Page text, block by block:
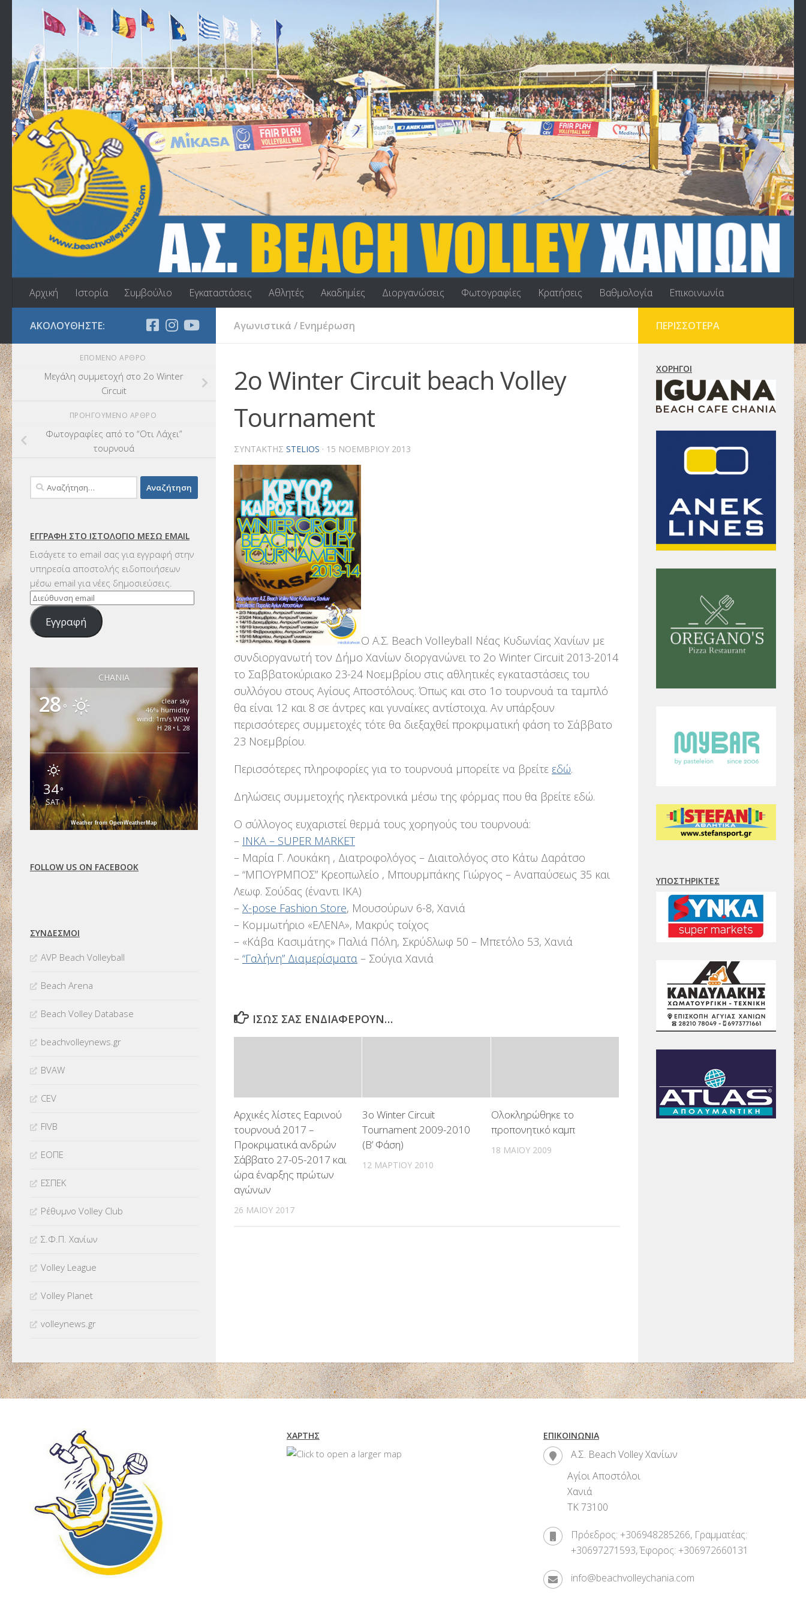
Skip to content
Αρχική Ιστορία Συμβούλιο Εγκαταστάσεις Αθλητές Ακαδημίες Διοργανώσεις Φωτογραφίες Κρατήσεις Βαθμολογία Επικοινωνία
Αγωνιστικά / Ενημέρωση
2o Winter Circuit beach Volley
Tournament
ΣΥΝΤΆΚΤΗΣ STELIOS · 15 ΝΟΕΜΒΡΊΟΥ 2013
Ο Α.Σ. Beach Volleyball Νέας Κυδωνίας Χανίων με
συνδιοργανωτή τον Δήμο Χανίων διοργανώνει το 2ο Winter Circuit 2013-2014
το Σαββατοκύριακο 23-24 Νοεμβρίου στις αθλητικές εγκαταστάσεις του
συλλόγου στους Αγίους Αποστόλους. Όπως και στο 1ο τουρνουά τα ταμπλό
θα είναι 12 και 8 σε άντρες και γυναίκες αντίστοιχα. Αν υπάρξουν
περισσότερες συμμετοχές τότε θα διεξαχθεί προκριματική φάση το Σάββατο
23 Νοεμβρίου.
Περισσότερες πληροφορίες για το τουρνουά μπορείτε να βρείτε εδώ.
Δηλώσεις συμμετοχής ηλεκτρονικά μέσω της φόρμας που θα βρείτε εδώ.
Ο σύλλογος ευχαριστεί θερμά τους χορηγούς του τουρνουά:
– INKA – SUPER MARKET
– Μαρία Γ. Λουκάκη , Διατροφολόγος – Διαιτολόγος στο Κάτω Δαράτσο
– “ΜΠΟΥΡΜΠΟΣ” Κρεοπωλείο , Μπουρμπάκης Γιώργος – Αναπαύσεως 35 και
Λεωφ. Σούδας (έναντι ΙΚΑ)
– X-pose Fashion Store, Μουσούρων 6-8, Χανιά
– Κομμωτήριο «ΕΛΕΝΑ», Μακρύς τοίχος
– «Κάβα Κασιμάτης» Παλιά Πόλη, Σκρύδλωφ 50 – Μπετόλο 53, Χανιά
– “Γαλήνη” Διαμερίσματα – Σούγια Χανιά
ΊΣΩΣ ΣΑΣ ΕΝΔΙΑΦΈΡΟΥΝ…
Αρχικές λίστες Εαρινού
τουρνουά 2017 –
Προκριματικά ανδρών
Σάββατο 27-05-2017 και
ώρα έναρξης πρώτων
αγώνων
26 ΜΑΪ́ΟΥ 2017
3o Winter Circuit
Tournament 2009-2010
(B’ Φάση)
12 ΜΑΡΤΊΟΥ 2010
Ολοκληρώθηκε το
προπονητικό καμπ
18 ΜΑΪ́ΟΥ 2009
ΑΚΟΛΟΥΘΉΣΤΕ:
ΕΠΌΜΕΝΟ ΆΡΘΡΟ
Μεγάλη συμμετοχή στο 2ο Winter
Circuit
ΠΡΟΗΓΟΎΜΕΝΟ ΆΡΘΡΟ
Φωτογραφίες από το “Οτι Λάχει”
τουρνουά
Αναζήτηση
για:
ΕΓΓΡΑΦΉ ΣΤΟ ΙΣΤΟΛΌΓΙΟ ΜΈΣΩ EMAIL
Εισάγετε το email σας για εγγραφή στην
υπηρεσία αποστολής ειδοποιήσεων
μέσω email για νέες δημοσιεύσεις.
Διεύθυνση
email
Εγγραφή
CHANIA
28°
clear sky
46% humidity
wind: 1m/s WSW
H 28 • L 28
34°
SAT
Weather from OpenWeatherMap
FOLLOW US ON FACEBOOK
ΣΥΝΔΈΣΜΟΙ
AVP Beach Volleyball
Beach Arena
Beach Volley Database
beachvolleynews.gr
BVAW
CEV
FIVB
ΕΟΠΕ
ΕΣΠΕΚ
Ρέθυμνο Volley Club
Σ.Φ.Π. Χανίων
Volley League
Volley Planet
volleynews.gr
ΠΕΡΙΣΣΌΤΕΡΑ
ΧΟΡΗΓΟΊ
ΥΠΟΣΤΗΡΙΚΤΈΣ
ΧΆΡΤΗΣ ΕΠΙΚΟΙΝΩΝΊΑ
Α.Σ. Beach Volley Χανίων
Αγίοι Αποστόλοι
Χανιά
ΤΚ 73100
Πρόεδρος: +306948285266, Γραμματέας:
+30697271593, Έφορος: +306972660131
info@beachvolleychania.com